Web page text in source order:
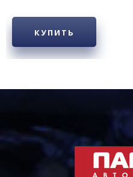
КУПИТЬ